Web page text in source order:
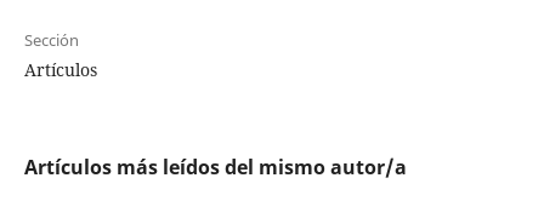
Sección
Artículos
Artículos más leídos del mismo autor/a